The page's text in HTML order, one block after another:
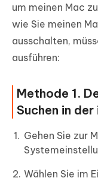
um meinen Mac
wie Sie meinen
ausschalten,
ausführen:
Methode 1.
Suchen in
Gehen Sie zur
Wählen Sie im